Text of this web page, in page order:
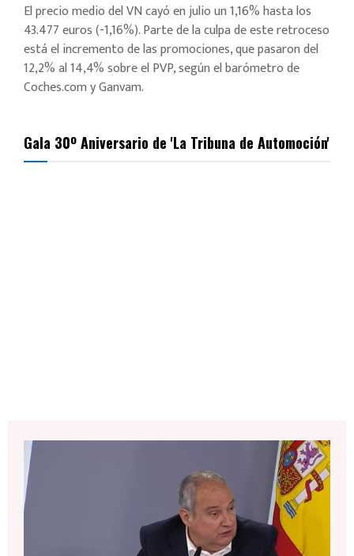
El precio medio del VN cayó en julio un 1,16% hasta los
43.477 euros (-1,16%). Parte de la culpa de este retroceso
está el incremento de las promociones, que pasaron del
12,2% al 14,4% sobre el PVP, según el barómetro de
Coches.com y Ganvam.
Gala 30º Aniversario de 'La Tribuna de Automoción'